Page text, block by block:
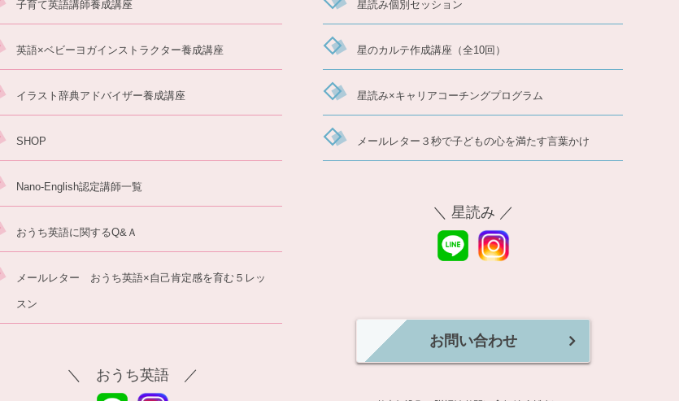
子育て英語講師養成講座
英語×ベビーヨガイ ンストラクター養成講座
イラスト辞典アドバイザー養成講座
SHOP
Nano-English認定講師一覧
おうち英語に関するQ&Ａ
メールレター おうち英語×自己肯定感を育む５レッ
スン
＼ おうち英語 ／
星読み個別セッション
星のカルテ作成講座（全10回）
星読み×キャリアコーチングプログラム
メールレター３秒で子どもの心を満たす言葉かけ
＼ 星読み ／
お問い合わせ